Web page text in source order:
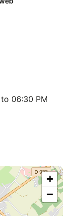
Soare,
06:30 PM
+
−